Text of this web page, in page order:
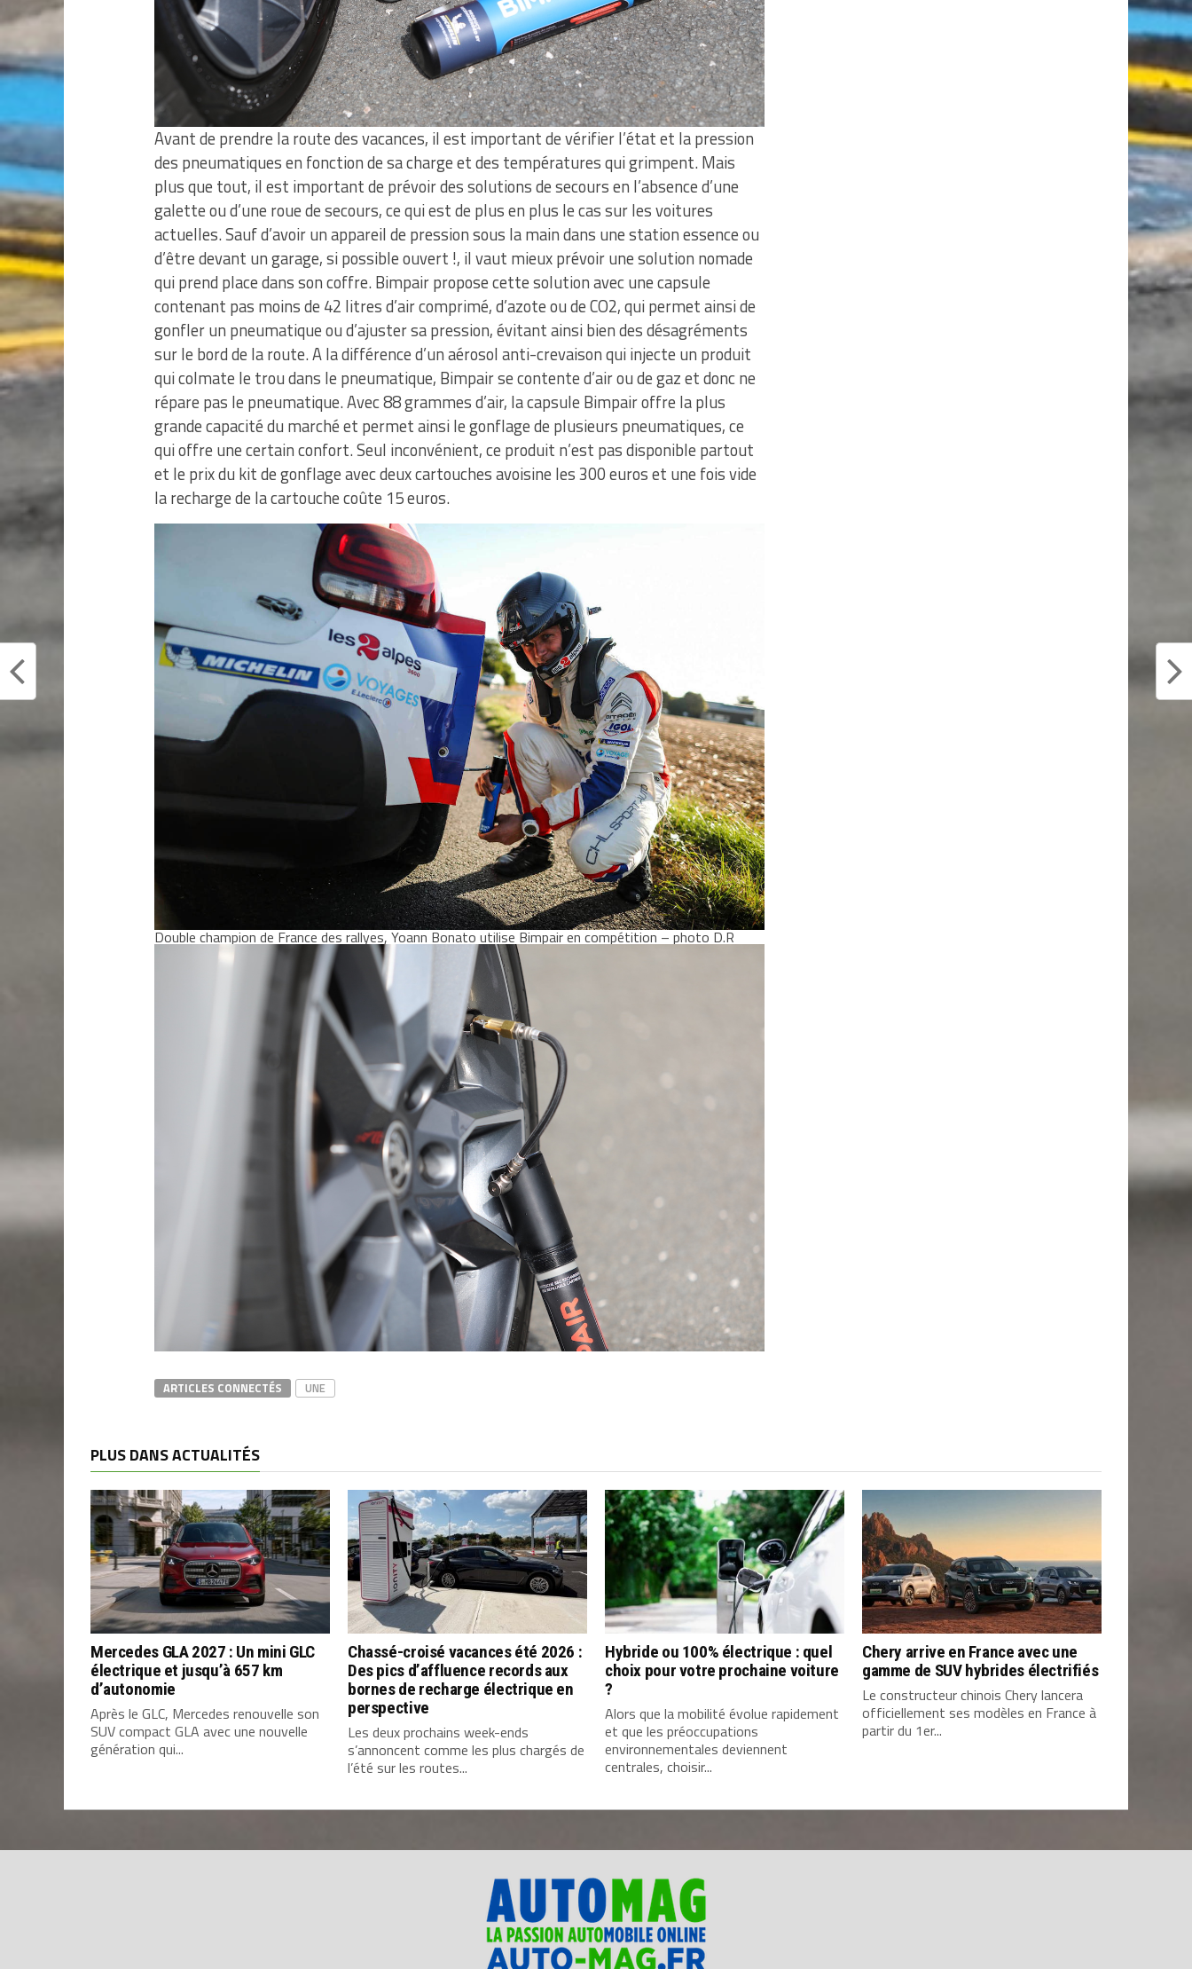
Avant de prendre la route des vacances, il est important de vérifier l’état et la pression
des pneumatiques en fonction de sa charge et des températures qui grimpent. Mais
plus que tout, il est important de prévoir des solutions de secours en l’absence d’une
galette ou d’une roue de secours, ce qui est de plus en plus le cas sur les voitures
actuelles. Sauf d’avoir un appareil de pression sous la main dans une station essence ou
d’être devant un garage, si possible ouvert !, il vaut mieux prévoir une solution nomade
qui prend place dans son coffre. Bimpair propose cette solution avec une capsule
contenant pas moins de 42 litres d’air comprimé, d’azote ou de CO2, qui permet ainsi de
gonfler un pneumatique ou d’ajuster sa pression, évitant ainsi bien des désagréments
sur le bord de la route. A la différence d’un aérosol anti-crevaison qui injecte un produit
qui colmate le trou dans le pneumatique, Bimpair se contente d’air ou de gaz et donc ne
répare pas le pneumatique. Avec 88 grammes d’air, la capsule Bimpair offre la plus
grande capacité du marché et permet ainsi le gonflage de plusieurs pneumatiques, ce
qui offre une certain confort. Seul inconvénient, ce produit n’est pas disponible partout
et le prix du kit de gonflage avec deux cartouches avoisine les 300 euros et une fois vide
la recharge de la cartouche coûte 15 euros.
Double champion de France des rallyes, Yoann Bonato utilise Bimpair en compétition – photo D.R
ARTICLES CONNECTÉS UNE
PLUS DANS ACTUALITÉS
Mercedes GLA 2027 : Un mini GLC
électrique et jusqu’à 657 km
d’autonomie
Après le GLC, Mercedes renouvelle son
SUV compact GLA avec une nouvelle
génération qui...
Chassé-croisé vacances été 2026 :
Des pics d’affluence records aux
bornes de recharge électrique en
perspective
Les deux prochains week-ends
s’annoncent comme les plus chargés de
l’été sur les routes...
Hybride ou 100% électrique : quel
choix pour votre prochaine voiture
?
Alors que la mobilité évolue rapidement
et que les préoccupations
environnementales deviennent
centrales, choisir...
Chery arrive en France avec une
gamme de SUV hybrides électrifiés
Le constructeur chinois Chery lancera
officiellement ses modèles en France à
partir du 1er...